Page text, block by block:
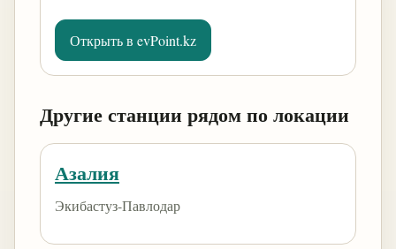
Открыть в evPoint.kz
Другие станции рядом по локации
Азалия
Экибастуз-Павлодар